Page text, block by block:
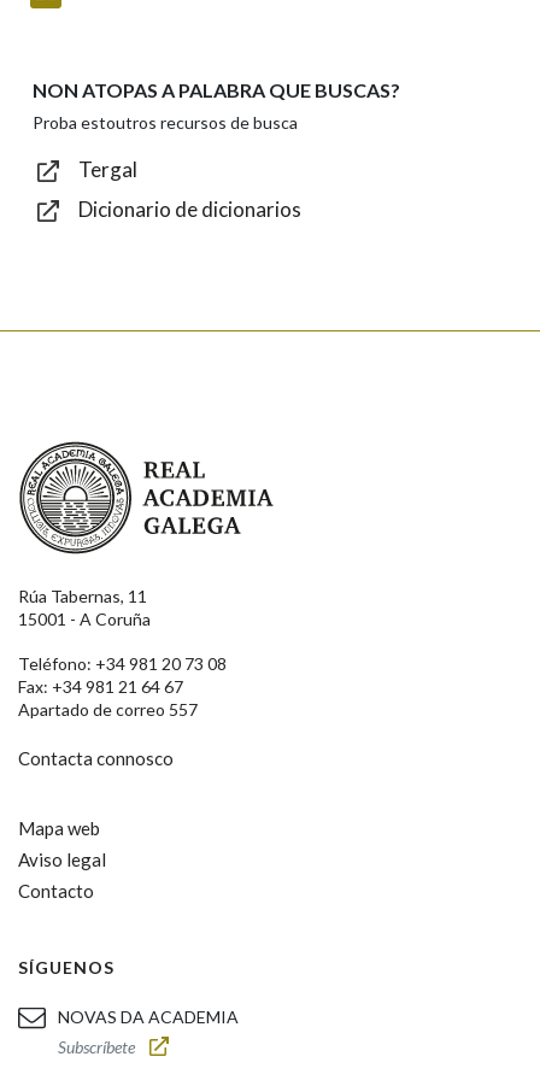
Texto de verificación
NON ATOPAS A PALABRA QUE BUSCAS?
Proba estoutros recursos de busca
Tergal
Dicionario de dicionarios
Real Academia Galega
Rúa Tabernas, 11
15001 - A Coruña
Teléfono: +34 981 20 73 08
Fax: +34 981 21 64 67
Apartado de correo 557
Contacta connosco
Mapa web
Aviso legal
Contacto
SÍGUENOS
NOVAS DA ACADEMIA
Subscríbete